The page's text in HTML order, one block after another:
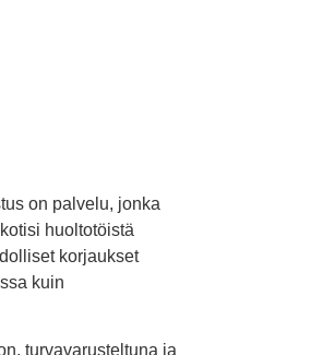
on palvelu, jonka
huoltotöistä
korjaukset
kuin
turvavarusteltuna ja